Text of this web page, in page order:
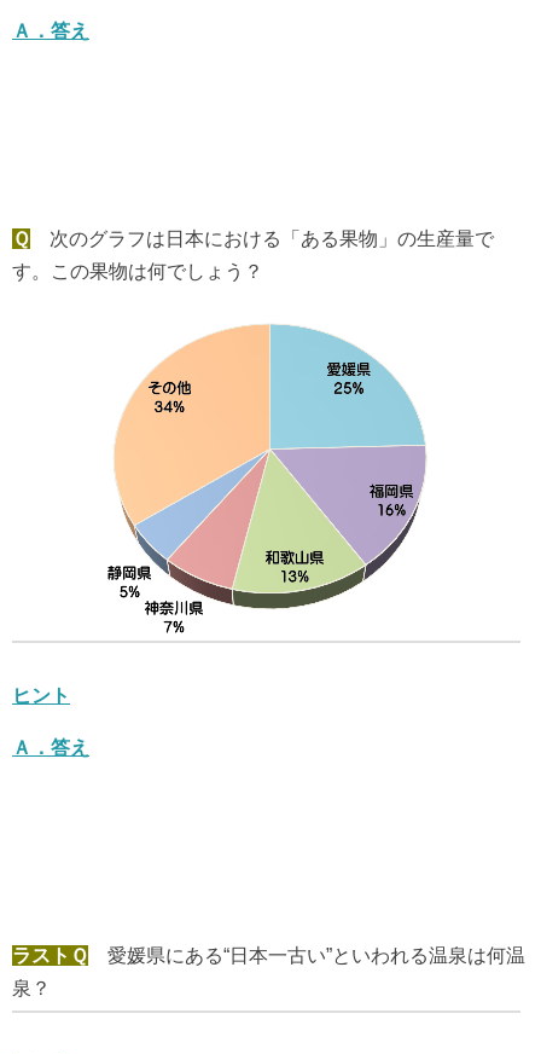
Ａ． 答え
Ｑ
次のグラフは日本における「ある果物」の生産量で
す。この果物は何でしょう？
ヒント
Ａ． 答え
ラストＱ
愛媛県にある“日本一古い”といわれる温泉は何温
泉？